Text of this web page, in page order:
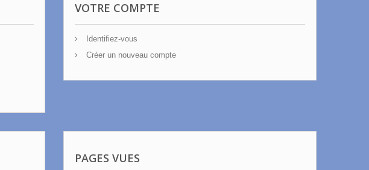
VOTRE COMPTE
Identifiez-vous
Créer un nouveau compte
PAGES VUES